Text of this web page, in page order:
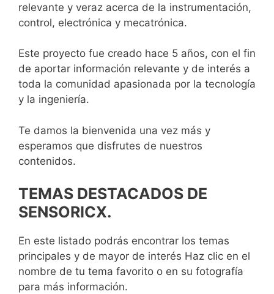
relevante y veraz acerca de la instrumentación,
control, electrónica y mecatrónica.
Este proyecto fue creado hace 5 años, con el fin
de aportar información relevante y de interés a
toda la comunidad apasionada por la tecnología
y la ingeniería.
Te damos la bienvenida una vez más y
esperamos que disfrutes de nuestros
contenidos.
TEMAS DESTACADOS DE
SENSORICX.
En este listado podrás encontrar los temas
principales y de mayor de interés Haz clic en el
nombre de tu tema favorito o en su fotografía
para más información.